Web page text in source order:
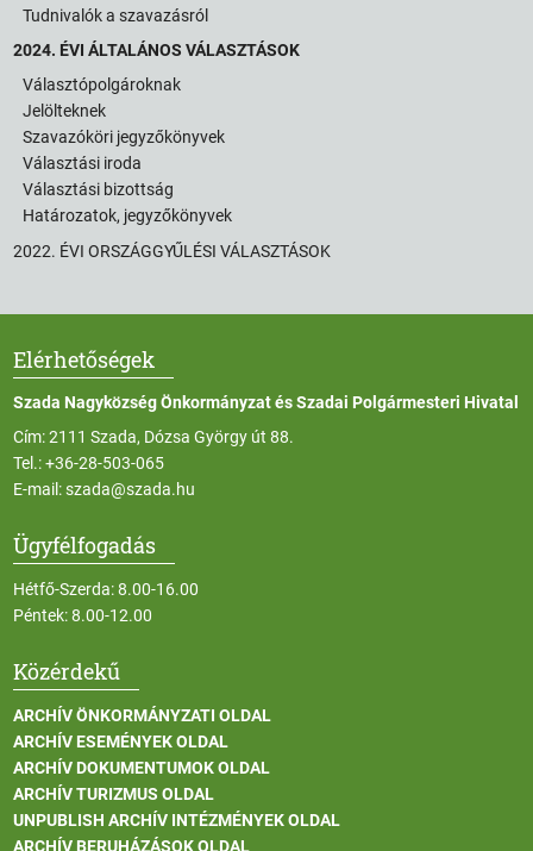
Tudnivalók a szavazásról
2024. ÉVI ÁLTALÁNOS VÁLASZTÁSOK
Választópolgároknak
Jelölteknek
Szavazóköri jegyzőkönyvek
Választási iroda
Választási bizottság
Határozatok, jegyzőkönyvek
2022. ÉVI ORSZÁGGYŰLÉSI VÁLASZTÁSOK
Elérhetőségek
Szada Nagyközség Önkormányzat és Szadai Polgármesteri Hivatal
Cím: 2111 Szada, Dózsa György út 88.
Tel.:+36-28-503-065
E-mail:szada@szada.hu
Ügyfélfogadás
Hétfő-Szerda: 8.00-16.00
Péntek: 8.00-12.00
Közérdekű
ARCHÍV ÖNKORMÁNYZATI OLDAL
ARCHÍV ESEMÉNYEK OLDAL
ARCHÍV DOKUMENTUMOK OLDAL
ARCHÍV TURIZMUS OLDAL
UNPUBLISH ARCHÍV INTÉZMÉNYEK OLDAL
ARCHÍV BERUHÁZÁSOK OLDAL